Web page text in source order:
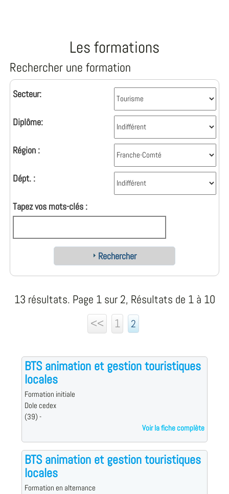
Les formations
Rechercher une formation
Secteur:
Diplôme:
Région :
Dépt. :
Tapez vos mots-clés :
Rechercher
13 résultats. Page 1 sur 2, Résultats de 1 à 10
<<
1 2
BTS animation et gestion touristiques
locales
Formation initiale
Dole cedex
(39) -
Voir la fiche complète
BTS animation et gestion touristiques
locales
Formation en alternance